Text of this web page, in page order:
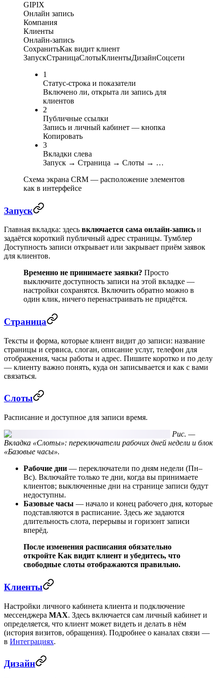
GIPIX
Онлайн запись
Компания
Клиенты
Онлайн-запись
СохранитьКак видит клиент
ЗапускСтраницаСлотыКлиентыДизайнСоцсети
1
Статус-строка и показатели
Включено ли, открыта ли запись для
клиентов
2
Публичные ссылки
Запись и личный кабинет — кнопка
Копировать
3
Вкладки слева
Запуск → Страница → Слоты → …
Схема экрана CRM — расположение элементов
как в интерфейсе
Запуск
Главная вкладка: здесь включается сама онлайн-запись и
задаётся короткий публичный адрес страницы. Тумблер
Доступность записи открывает или закрывает приём заявок
для клиентов.
Временно не принимаете заявки? Просто
выключите доступность записи на этой вкладке —
настройки сохранятся. Включить обратно можно в
один клик, ничего перенастраивать не придётся.
Страница
Тексты и форма, которые клиент видит до записи: название
страницы и сервиса, слоган, описание услуг, телефон для
отображения, часы работы и адрес. Пишите коротко и по делу
— клиенту важно понять, куда он записывается и как с вами
связаться.
Слоты
Расписание и доступное для записи время.
Рис. —
Вкладка «Слоты»: переключатели рабочих дней недели и блок
«Базовые часы».
Рабочие дни — переключатели по дням недели (Пн–
Вс). Включайте только те дни, когда вы принимаете
клиентов; выключенные дни на странице записи будут
недоступны.
Базовые часы — начало и конец рабочего дня, которые
подставляются в расписание. Здесь же задаются
длительность слота, перерывы и горизонт записи
вперёд.
После изменения расписания обязательно
откройте Как видит клиент и убедитесь, что
свободные слоты отображаются правильно.
Клиенты
Настройки личного кабинета клиента и подключение
мессенджера MAX. Здесь включается сам личный кабинет и
определяется, что клиент может видеть и делать в нём
(история визитов, обращения). Подробнее о каналах связи —
в Интеграциях.
Дизайн